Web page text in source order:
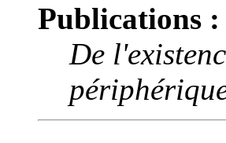
Publications :
De